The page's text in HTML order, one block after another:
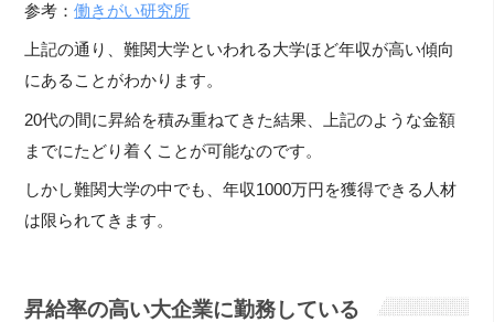
参考：働きがい研究所
上記の通り、難関大学といわれる大学ほど年収が高い傾向
にあることがわかります。
20代の間に昇給を積み重ねてきた結果、上記のような金額
までにたどり着くことが可能なのです。
しかし難関大学の中でも、年収1000万円を獲得できる人材
は限られてきます。
昇給率の高い大企業に勤務している